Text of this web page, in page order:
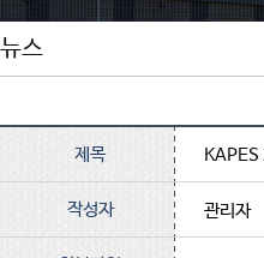
뉴스
제목
작성자 관리자